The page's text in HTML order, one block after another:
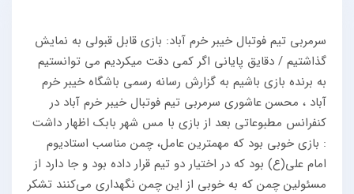
سرمربی تیم فوتبال خیبر خرم آباد: بازی قابل قبولی به نمایش
گذاشتیم / دقایق پایانی اگر کمی دقت میکردیم می توانستیم
به برنده بازی باشیم به گزارش رسانه رسمی باشگاه خیبر خرم
آباد ، محسن عاشوری سرمربی تیم فوتبال خیبر خرم آباد در
کنفرانس مطبوعاتی بعد از بازی با مس شهر بابک اظهار داشت
: بازی خوبی بود که مهمترین عامل، چمن مناسب استادیوم
امام علی(ع) بود که در اختیار دو تیم قرار داده بود و جا دارد از
مسئولین چمن که به خوبی از این چمن نگهداری می‌کنند تشکر